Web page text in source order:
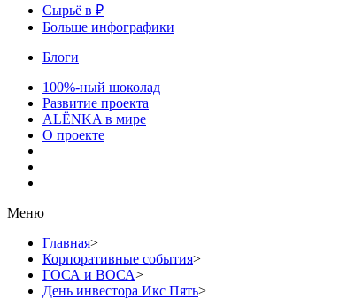
Сырьё в ₽
Больше инфографики
Блоги
100%-ный шоколад
Развитие проекта
ALЁNKA в мире
О проекте
Меню
Главная>
Корпоративные события>
ГОСА и ВОСА>
День инвестора Икс Пять>